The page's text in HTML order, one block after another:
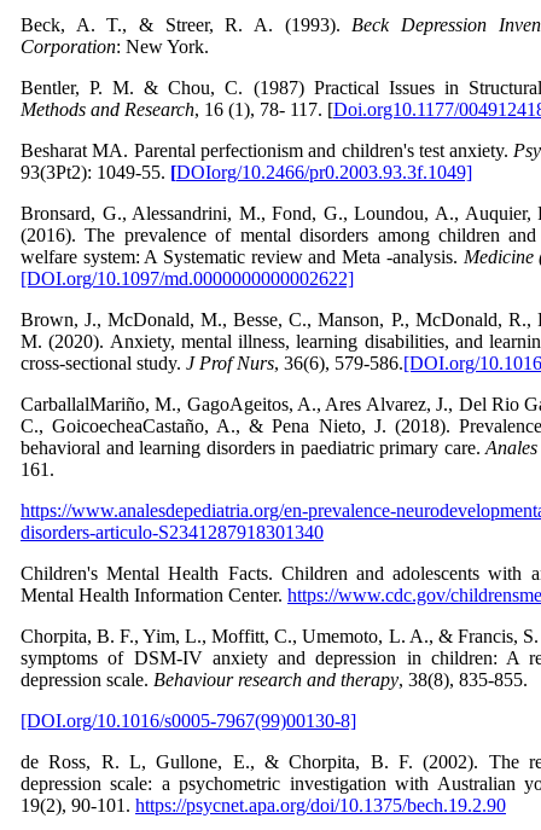
Beck, A. T., & Streer, R. A. (1993). Beck Depression
Corporation: New York.
Bentler, P. M. & Chou, C. (1987) Practical Issues in
Methods and Research, 16 (1), 78- 117. [Doi.org10.1177/
Besharat MA. Parental perfectionism and children's test anxiety.
93(3Pt2): 1049-55. [DOIorg/10.2466/pr0.2003.93.3f.1049]
Bronsard, G., Alessandrini, M., Fond, G., Loundou, A., Auquier,
(2016). The prevalence of mental disorders among children
welfare system: A Systematic review and Meta -analysis. Medicine
[DOI.org/10.1097/md.0000000000002622]
Brown, J., McDonald, M., Besse, C., Manson, P., McDonald, R.,
M. (2020). Anxiety, mental illness, learning disabilities, and
cross-sectional study. J Prof Nurs, 36(6), 579-586.[DOI.org/
CarballalMariño, M., GagoAgeitos, A., Ares Alvarez, J., Del Rio
C., GoicoecheaCastaño, A., & Pena Nieto, J. (2018).
behavioral and learning disorders in paediatric primary care.
161.
https://www.analesdepediatria.org/en-prevalence-
disorders-articulo-S2341287918301340
Children's Mental Health Facts. Children and adolescents with
Mental Health Information Center. https://www.cdc.gov/
Chorpita, B. F., Yim, L., Moffitt, C., Umemoto, L. A., & Francis, S.
symptoms of DSM-IV anxiety and depression in children: A
depression scale. Behaviour research and therapy, 38(8), 835-855.
[DOI.org/10.1016/s0005-7967(99)00130-8]
de Ross, R. L, Gullone, E., & Chorpita, B. F. (2002). The
depression scale: a psychometric investigation with Australian
19(2), 90-101. https://psycnet.apa.org/doi/10.1375/bech.19.2.90